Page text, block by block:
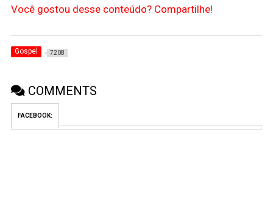
Você gostou desse conteúdo? Compartilhe!
Gospel 7208
COMMENTS
FACEBOOK: